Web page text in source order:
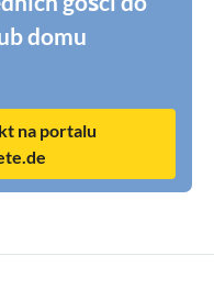
domu
na portalu